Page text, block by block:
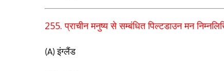
255.प्राचीन मनुष्य से सम्बंधित पिल्टडाउन मन
(A)इंग्लैंड